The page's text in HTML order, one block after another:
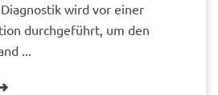
wird vor einer
durchgeführt, um den
...